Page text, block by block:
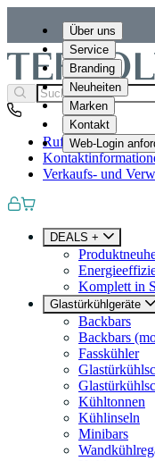
Über uns
Service
Branding
Neuheiten
Marken
Kontakt
Web-Login
Rufen Sie uns an
Verkaufs- und
DEALS +
Komplett in
Glastürkühlgeräte
Backbars
Backbars
Fasskühler
Kühltonnen
Kühlinseln
Minibars